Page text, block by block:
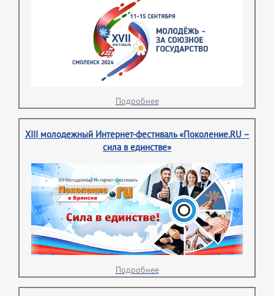
Подробнее
XIII молодежный Интернет-фестиваль «Поколение.RU –
сила в единстве»
Подробнее